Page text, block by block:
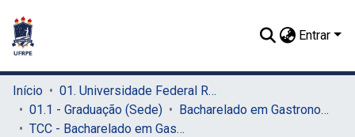
Entrar
Início
01. Universidade Federal Rural de Pernambuco - UFRPE (Sede)
01.1 - Graduação (Sede)
Bacharelado em Gastronomia (Sede)
TCC - Bacharelado em Gastronomia (Sede)